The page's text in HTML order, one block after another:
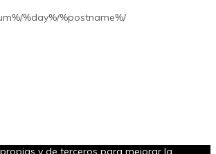
%day%/%postname%/
y de terceros para mejorar la